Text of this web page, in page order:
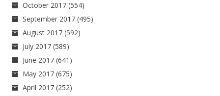
October 2017 (554)
September 2017 (495)
August 2017 (592)
July 2017 (589)
June 2017 (641)
May 2017 (675)
April 2017 (252)